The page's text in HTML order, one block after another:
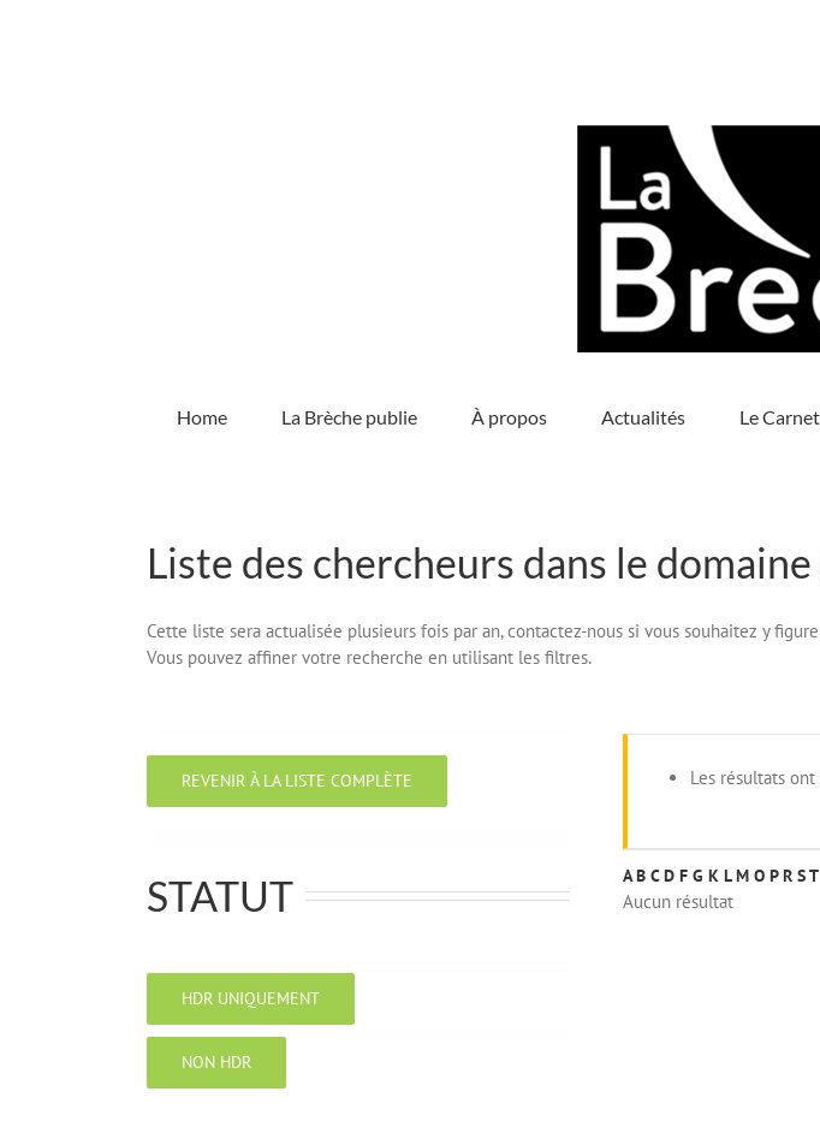
Home La Brèche publie À propos Actualités Le
Liste des chercheurs dans le
Cette liste sera actualisée plusieurs fois par an, contactez-nous si vous souhaitez y
Vous pouvez affiner votre recherche en utilisant les filtres.
REVENIR À LA LISTE COMPLÈTE
STATUT
HDR UNIQUEMENT
NON HDR
Les résultats
A B C D F G K L M O P R ST
Aucun résultat